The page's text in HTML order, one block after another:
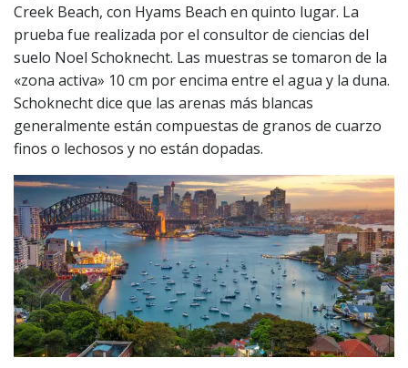
Creek Beach, con Hyams Beach en quinto lugar. La
prueba fue realizada por el consultor de ciencias del
suelo Noel Schoknecht. Las muestras se tomaron de la
«zona activa» 10 cm por encima entre el agua y la duna.
Schoknecht dice que las arenas más blancas
generalmente están compuestas de granos de cuarzo
finos o lechosos y no están dopadas.